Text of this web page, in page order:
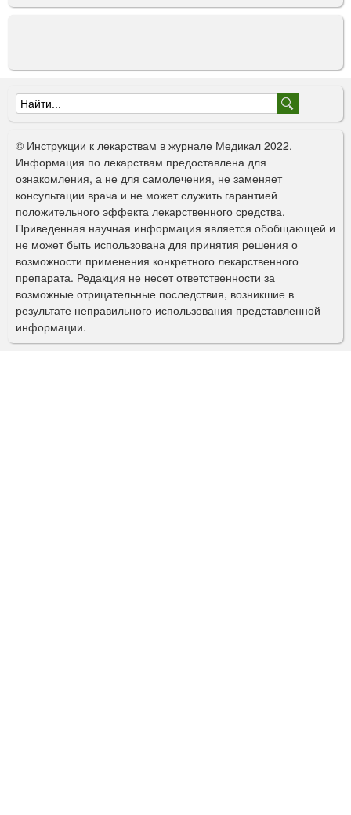
Ф
о
р
м
а
п
о
и
с
к
© Инструкции к лекарствам в журнале Медикал 2022.
Информация по лекарствам предоставлена для
ознакомления, а не для самолечения, не заменяет
консультации врача и не может служить гарантией
положительного эффекта лекарственного средства.
Приведенная научная информация является обобщающей и
не может быть использована для принятия решения о
возможности применения конкретного лекарственного
препарата. Редакция не несет ответственности за
возможные отрицательные последствия, возникшие в
результате неправильного использования представленной
информации.